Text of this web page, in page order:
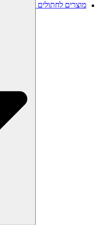
מוצרים לחתולים